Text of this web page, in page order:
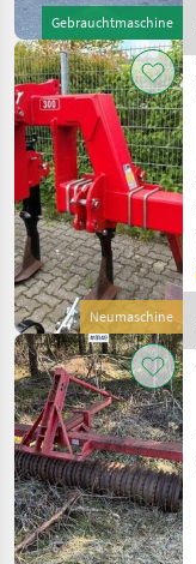
Gebrauchtmaschine
Neumaschine